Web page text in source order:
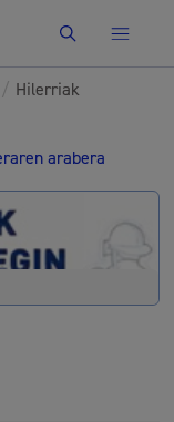
Bilatu
/ Hilerriak
arabera